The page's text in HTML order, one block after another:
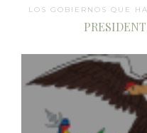
LOS GOBIERNOS QUE